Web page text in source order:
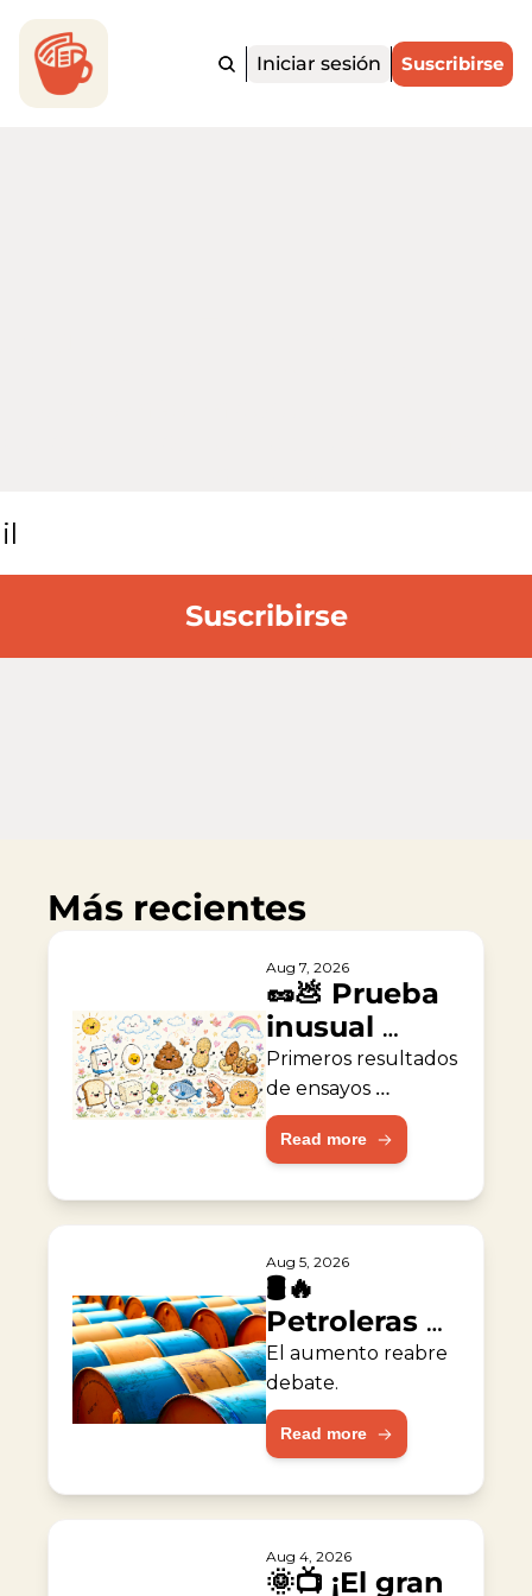
Iniciar sesión Suscribirse
Suscribirse
Más recientes
Aug 7, 2026
🥜💩 Prueba
inusual
contra la
alergia al
maní
Primeros resultados
de ensayos
muestran
resultados
Read more
Aug 5, 2026
🛢️🔥
Petroleras
duplican
ganancias
durante la
guerra
El aumento reabre
debate.
Read more
Aug 4, 2026
🌞📺 ¡El gran